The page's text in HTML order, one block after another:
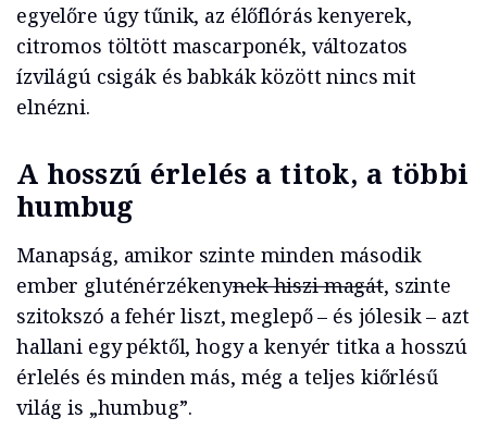
egyelőre úgy tűnik, az élőflórás kenyerek,
citromos töltött mascarponék, változatos
ízvilágú csigák és babkák között nincs mit
elnézni.
A hosszú érlelés a titok, a többi
humbug
Manapság, amikor szinte minden második
ember gluténérzékenynek hiszi magát, szinte
szitokszó a fehér liszt, meglepő – és jólesik – azt
hallani egy péktől, hogy a kenyér titka a hosszú
érlelés és minden más, még a teljes kiőrlésű
világ is „humbug”.